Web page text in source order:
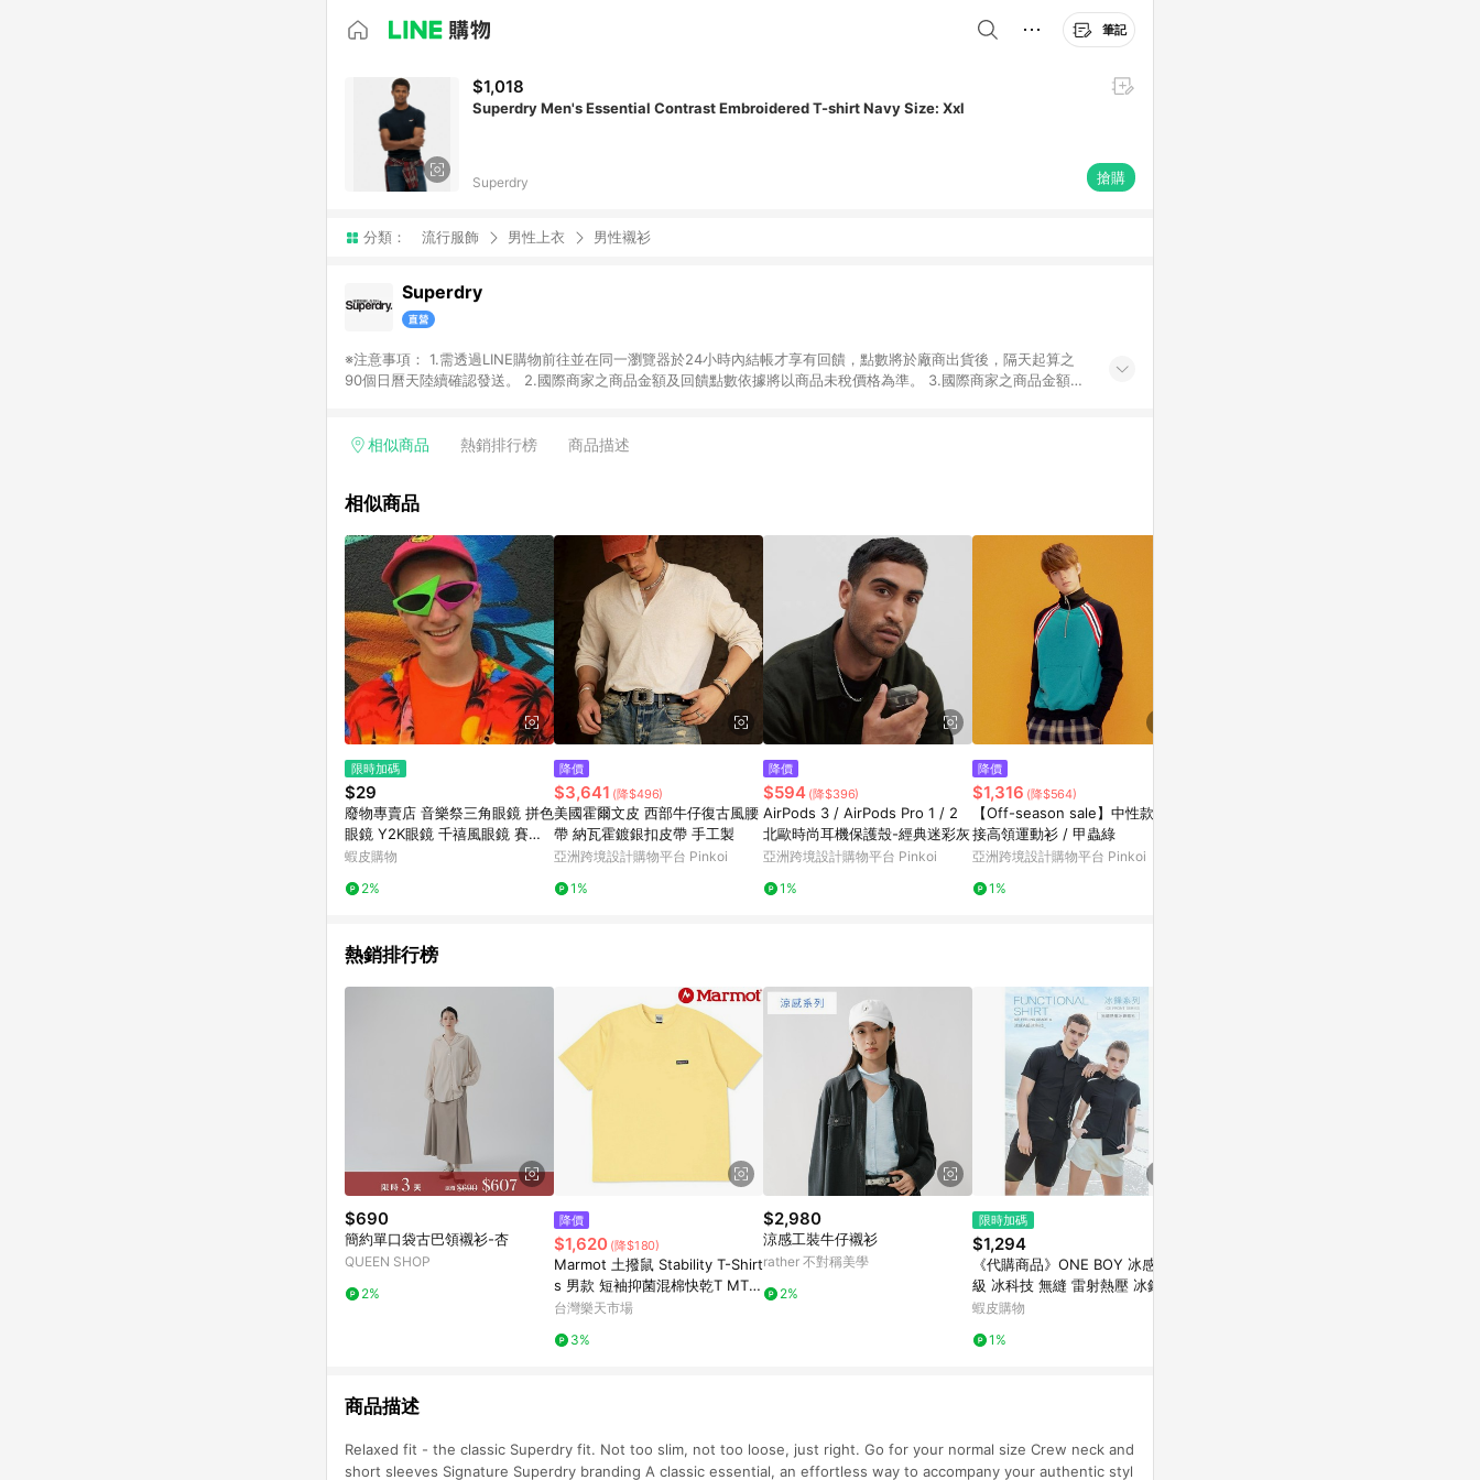
筆記
$1,018
Superdry Men's Essential Contrast Embroidered T-shirt Navy Size: Xxl
Superdry 搶購
分類： 流行服飾 男性上衣 男性襯衫
Superdry
※注意事項： 1.需透過LINE購物前往並在同一瀏覽器於24小時內結帳才享有回饋，點數將於廠商出貨後，隔天起算之
90個日曆天陸續確認發送。 2.國際商家之商品金額及回饋點數依據將以商品未稅價格為準。 3.國際商家之商品金額可
相似商品 熱銷排行榜 商品描述
相似商品
限時加碼
$29
廢物專賣店 音樂祭三角眼鏡 拼色
眼鏡 Y2K眼鏡 千禧風眼鏡 賽博
龐克眼鏡 嘻哈眼鏡 派對眼鏡 夜
蝦皮購物
2%
降價
$3,641 (降$496)
美國霍爾文皮 西部牛仔復古風腰
帶 納瓦霍鍍銀扣皮帶 手工製
亞洲跨境設計購物平台 Pinkoi
1%
降價
$594 (降$396)
AirPods 3 / AirPods Pro 1 / 2
北歐時尚耳機保護殼-經典迷彩灰
亞洲跨境設計購物平台 Pinkoi
1%
降價
$1,316 (降$564)
【Off-season sale】中性款 拼
接高領運動衫 / 甲蟲綠
亞洲跨境設計購物平台 Pinkoi
1%
熱銷排行榜
$690
簡約單口袋古巴領襯衫-杏
QUEEN SHOP
2%
降價
$1,620 (降$180)
Marmot 土撥鼠 Stability T-Shirt
s 男款 短袖抑菌混棉快乾T MTS
S25MST075 J064 檸檬黃
台灣樂天市場
3%
$2,980
涼感工裝牛仔襯衫
rather 不對稱美學
2%
限時加碼
$1,294
《代購商品》ONE BOY 冰感 A
級 冰科技 無縫 雷射熱壓 冰鋒襯
衫 男款
蝦皮購物
1%
商品描述
Relaxed fit - the classic Superdry fit. Not too slim, not too loose, just right. Go for your normal size Crew neck and
short sleeves Signature Superdry branding A classic essential, an effortless way to accompany your authentic styl